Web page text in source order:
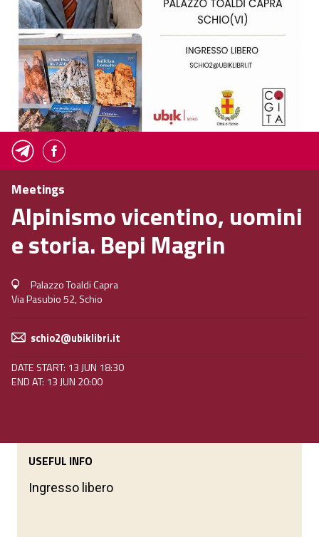
Meetings
Alpinismo vicentino, uomini
e storia. Bepi Magrin
Palazzo Toaldi Capra
Via Pasubio 52, Schio
schio2@ubiklibri.it
DATE START: 13 JUN 18:30
END AT: 13 JUN 20:00
USEFUL INFO
Ingresso libero